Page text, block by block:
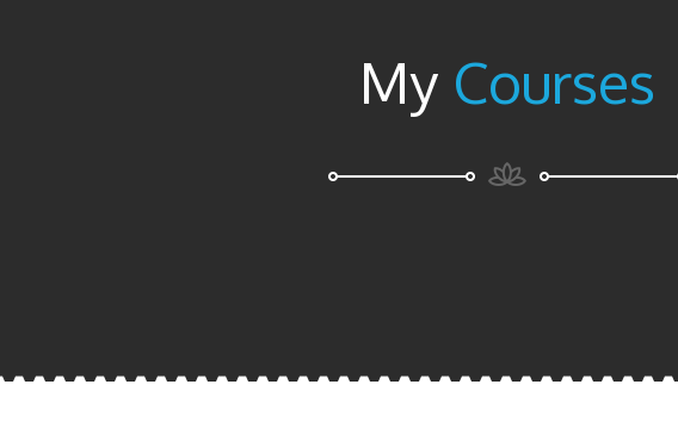
My Courses